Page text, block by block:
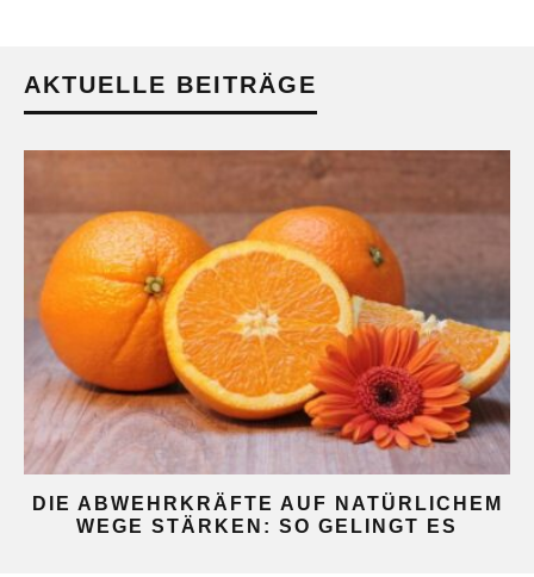
AKTUELLE BEITRÄGE
DIE ABWEHRKRÄFTE AUF NATÜRLICHEM
WEGE STÄRKEN: SO GELINGT ES